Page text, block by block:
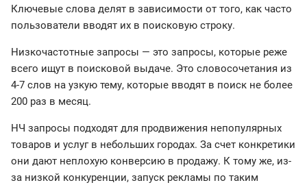
Ключевые слова делят в зависимости от того, как часто
пользователи вводят их в поисковую строку.
Низкочастотные запросы — это запросы, которые реже
всего ищут в поисковой выдаче. Это словосочетания из
4-7 слов на узкую тему, которые вводят в поиск не более
200 раз в месяц.
НЧ запросы подходят для продвижения непопулярных
товаров и услуг в небольших городах. За счет конкретики
они дают неплохую конверсию в продажу. К тому же, из-
за низкой конкуренции, запуск рекламы по таким